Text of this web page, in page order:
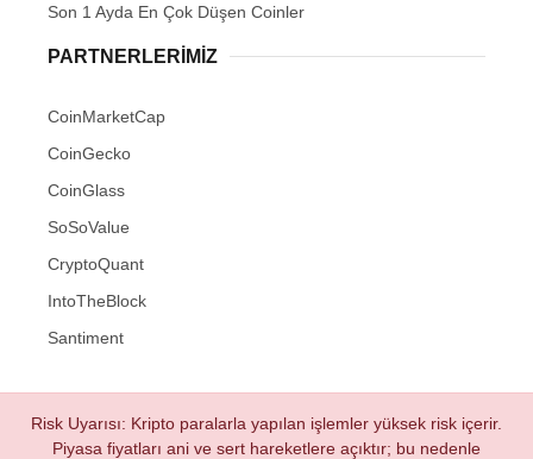
Son 1 Ayda En Çok Düşen Coinler
PARTNERLERIMIZ
CoinMarketCap
CoinGecko
CoinGlass
SoSoValue
CryptoQuant
IntoTheBlock
Santiment
Risk Uyarısı: Kripto paralarla yapılan işlemler yüksek risk içerir.
Piyasa fiyatları ani ve sert hareketlere açıktır; bu nedenle